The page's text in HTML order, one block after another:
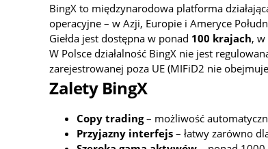
BingX to międzynarodowa platforma
operacyjne – w Azji, Europie i Ameryce
Giełda jest dostępna w ponad 100 krajach,
W Polsce działalność BingX nie jest
zarejestrowanej poza UE (MIFiD2 nie
Zalety BingX
Copy trading– możliwość
Przyjazny interfejs – łatwy zarówno